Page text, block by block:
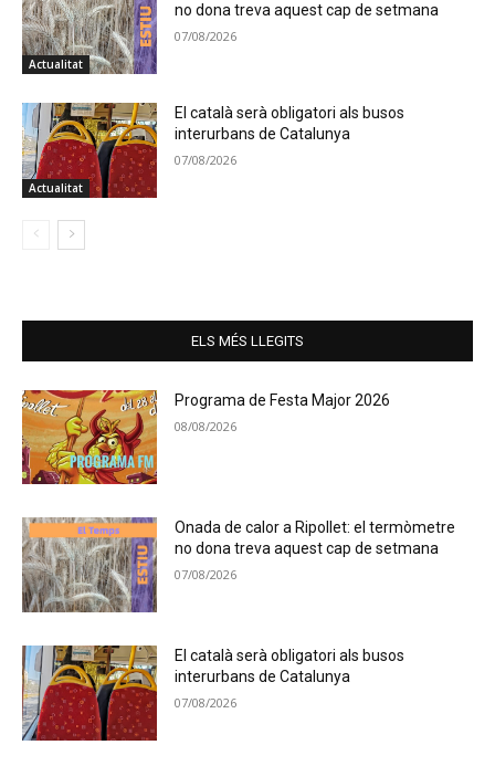
Actualitat
no dona treva aquest cap de setmana
07/08/2026
Actualitat
El català serà obligatori als busos
interurbans de Catalunya
07/08/2026
ELS MÉS LLEGITS
Programa de Festa Major 2026
08/08/2026
Onada de calor a Ripollet: el termòmetre
no dona treva aquest cap de setmana
07/08/2026
El català serà obligatori als busos
interurbans de Catalunya
07/08/2026